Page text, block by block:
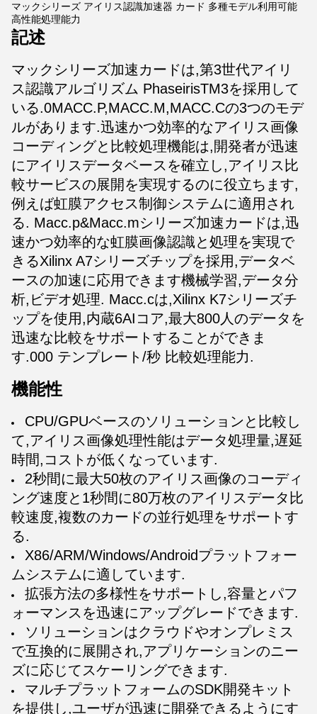
マックシリーズ アイリス認識加速器 カード 多種モデル利用可能
高性能処理能力
記述
マックシリーズ加速カードは,第3世代アイリ
ス認識アルゴリズム PhaseirisTM3を採用して
いる.0MACC.P,MACC.M,MACC.Cの3つのモデ
ルがあります.迅速かつ効率的なアイリス画像
コーディングと比較処理機能は,開発者が迅速
にアイリスデータベースを確立し,アイリス比
較サービスの展開を実現するのに役立ちます,
例えば虹膜アクセス制御システムに適用され
る. Macc.p&Macc.mシリーズ加速カードは,迅
速かつ効率的な虹膜画像認識と処理を実現で
きるXilinx A7シリーズチップを採用,データベ
ースの加速に応用できます機械学習,データ分
析,ビデオ処理. Macc.cは,Xilinx K7シリーズチ
ップを使用,内蔵6AIコア,最大800人のデータを
迅速な比較をサポートすることができま
す.000 テンプレート/秒 比較処理能力.
機能性
CPU/GPUベースのソリューションと比較し
て,アイリス画像処理性能はデータ処理量,遅延
時間,コストが低くなっています.
2秒間に最大50枚のアイリス画像のコーディ
ング速度と1秒間に80万枚のアイリスデータ比
較速度,複数のカードの並行処理をサポートす
る.
X86/ARM/Windows/Androidプラットフォー
ムシステムに適しています.
拡張方法の多様性をサポートし,容量とパフ
ォーマンスを迅速にアップグレードできます.
ソリューションはクラウドやオンプレミス
で互換的に展開され,アプリケーションのニー
ズに応じてスケーリングできます.
マルチプラットフォームのSDK開発キット
を提供し,ユーザが迅速に開発できるようにす